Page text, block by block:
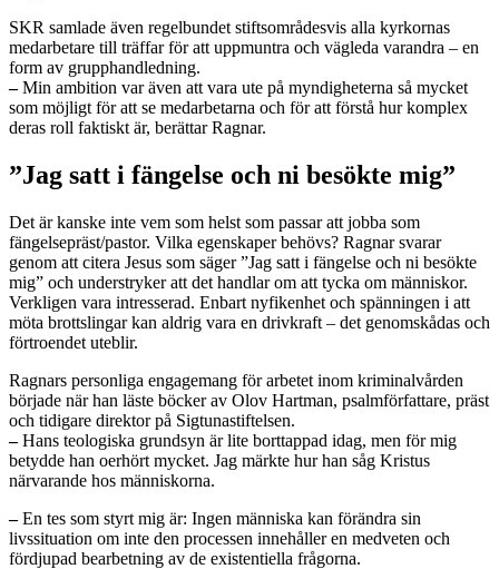
SKR samlade även regelbundet stiftsområdesvis alla kyrkornas
medarbetare till träffar för att uppmuntra och vägleda varandra – en
form av grupphandledning.
–Min ambition var även att vara ute på myndigheterna så mycket
som möjligt för att se medarbetarna och för att förstå hur komplex
deras roll faktiskt är, berättar Ragnar.
”Jag satt i fängelse och ni besökte mig”
Det är kanske inte vem som helst som passar att jobba som
fängelsepräst/pastor. Vilka egenskaper behövs? Ragnar svarar
genom att citera Jesus som säger ”Jag satt i fängelse och ni besökte
mig” och understryker att det handlar om att tycka om människor.
Verkligen vara intresserad. Enbart nyfikenhet och spänningen i att
möta brottslingar kan aldrig vara en drivkraft – det genomskådas och
förtroendet uteblir.
Ragnars personliga engagemang för arbetet inom kriminalvården
började när han läste böcker av Olov Hartman, psalmförfattare, präst
och tidigare direktor på Sigtunastiftelsen.
–Hans teologiska grundsyn är lite borttappad idag, men för mig
betydde han oerhört mycket. Jag märkte hur han såg Kristus
närvarande hos människorna.
–En tes som styrt mig är: Ingen människa kan förändra sin
livssituation om inte den processen innehåller en medveten och
fördjupad bearbetning av de existentiella frågorna.